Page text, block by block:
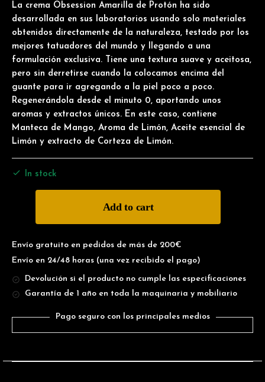
La crema Obsession Amarilla de Protón ha sido
desarrollada en sus laboratorios usando solo materiales
obtenidos directamente de la naturaleza, testado por los
mejores tatuadores del mundo y llegando a una
formulación exclusiva. Tiene una textura suave y aceitosa,
pero sin derretirse cuando la colocamos encima del
guante para ir agregando a la piel poco a poco.
Regenerándola desde el minuto 0, aportando unos
aromas y extractos únicos. En este caso, contiene
Manteca de Mango, Aroma de Limón, Aceite esencial de
Limón y extracto de Corteza de Limón.
In stock
Add to cart
Envío gratuito en pedidos de más de 200€
Envío en 24/48 horas (una vez recibido el pago)
Devolución si el producto no cumple las especificaciones
Garantía de 1 año en toda la maquinaria y mobiliario
Pago seguro con los principales medios